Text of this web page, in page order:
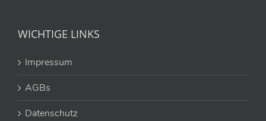
WICHTIGE LINKS
Impressum
AGBs
Datenschutz